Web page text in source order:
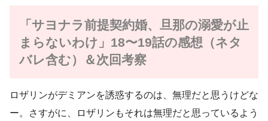
「サヨナラ前提契約婚、旦那の溺愛が止
まらないわけ」18〜19話の感想（ネタ
バレ含む）＆次回考察
ロザリンがデミアンを誘惑するのは、無理だと思うけどな
ー。さすがに、ロザリンもそれは無理だと思っているよう